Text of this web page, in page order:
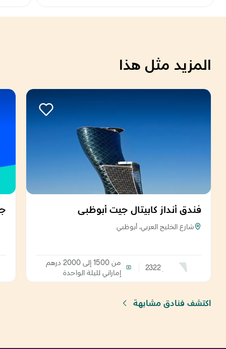
المزيد مثل هذا
فندق أنداز كابيتال جيت أبوظبي
شارع الخليج العربي، أبوظبي
2322
من 1500 إلى 2000 درهم
إماراتي لليلة الواحدة
اكتشف فنادق مشابهة